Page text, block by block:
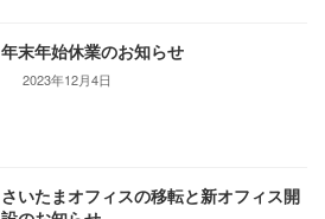
年末年始休業のお知らせ
2023年12月4日
さいたまオフィスの移転と新オフィス開